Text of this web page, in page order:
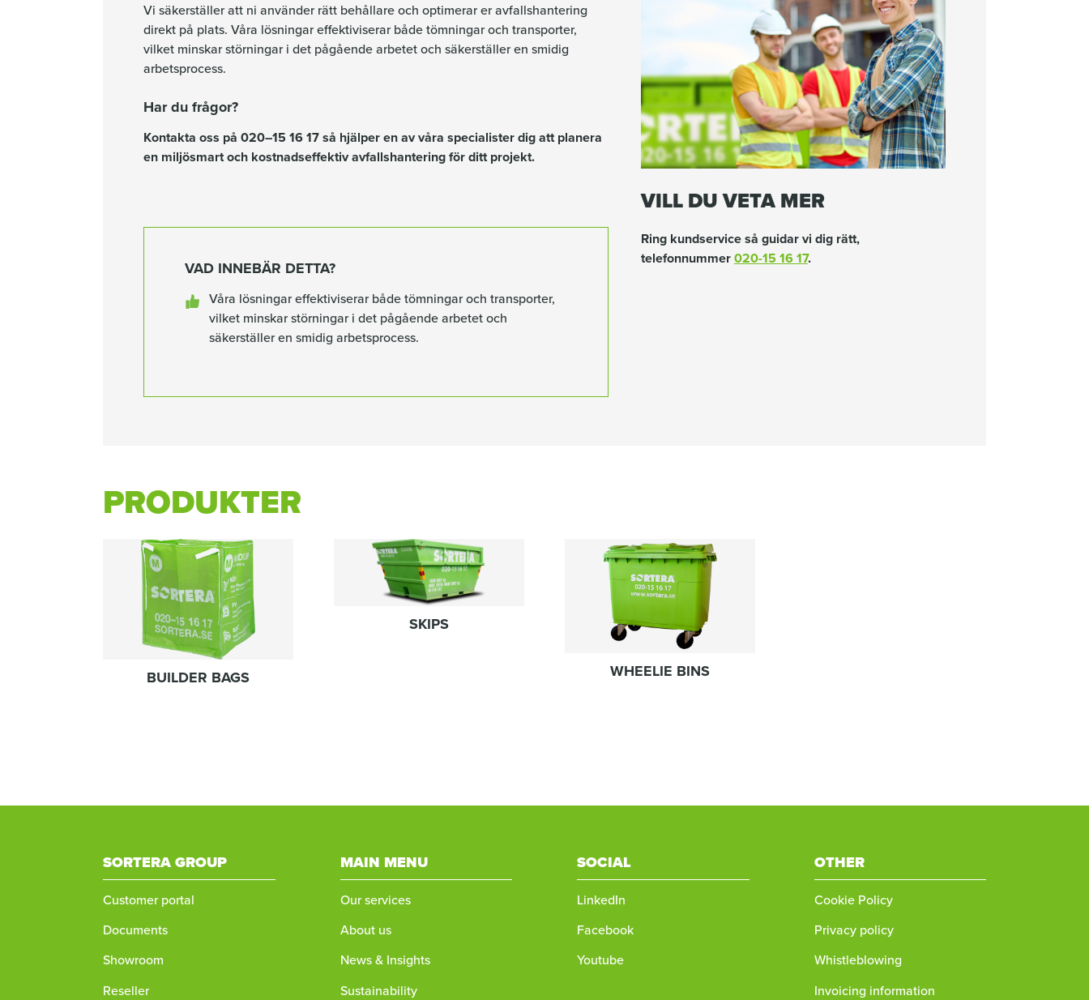
Vi säkerställer att ni använder rätt behållare och optimerar er avfallshantering
direkt på plats. Våra lösningar effektiviserar både tömningar och transporter,
vilket minskar störningar i det pågående arbetet och säkerställer en smidig
arbetsprocess.
Har du frågor?
Kontakta oss på 020–15 16 17 så hjälper en av våra specialister dig att planera
en miljösmart och kostnadseffektiv avfallshantering för ditt projekt.
VAD INNEBÄR DETTA?
Våra lösningar effektiviserar både tömningar och transporter,
vilket minskar störningar i det pågående arbetet och
säkerställer en smidig arbetsprocess.
VILL DU VETA MER
Ring kundservice så guidar vi dig rätt,
telefonnummer020-15 16 17.
PRODUKTER
BUILDER BAGS
SKIPS
WHEELIE BINS
SORTERA GROUP
Customer portal
Documents
Showroom
Reseller
MAIN MENU
Our services
About us
News & Insights
Sustainability
SOCIAL
LinkedIn
Facebook
Youtube
OTHER
Cookie Policy
Privacy policy
Whistleblowing
Invoicing information